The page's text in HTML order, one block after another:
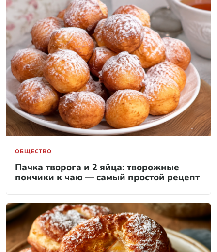
ОБЩЕСТВО
Пачка творога и 2 яйца: творожные
пончики к чаю — самый простой рецепт